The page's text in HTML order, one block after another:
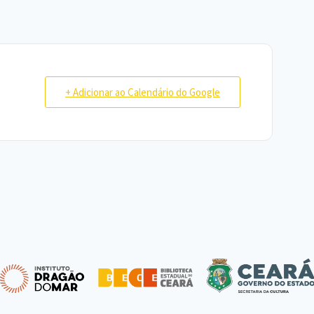
+ Adicionar ao Calendário do Google